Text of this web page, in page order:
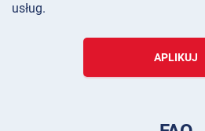
usług.
APLIKUJ